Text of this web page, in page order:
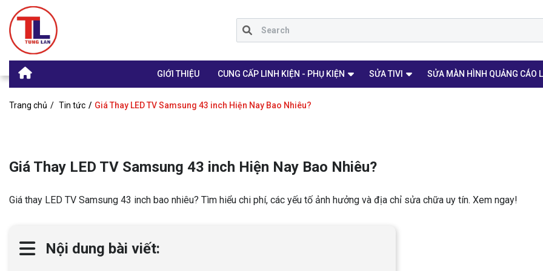
GIỚI THIỆU CUNG CẤP LINH KIỆN - PHỤ KIỆN SỬA TIVI SỬA MÀN HÌNH QUẢNG CÁO
Trang chủ Tin tức Giá Thay LED TV Samsung 43 inch Hiện Nay Bao Nhiêu?
Giá Thay LED TV Samsung 43 inch Hiện Nay Bao Nhiêu?
Giá thay LED TV Samsung 43 inch bao nhiêu? Tìm hiểu chi phí, các yếu tố ảnh hưởng và địa chỉ sửa chữa uy tín. Xem ngay!
Nội dung bài viết: